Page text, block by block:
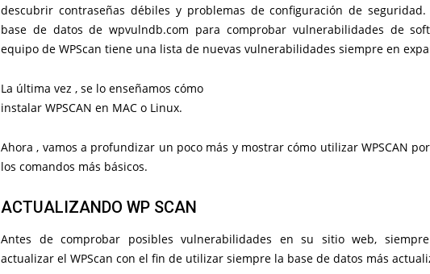
descubrir contraseñas débiles y problemas de configuración de
base de datos de wpvulndb.com para comprobar vulnerabilidades de
equipo de WPScan tiene una lista de nuevas vulnerabilidades siempre en
La última vez , se lo enseñamos cómo
instalar WPSCAN en MAC o Linux.
Ahora , vamos a profundizar un poco más y mostrar cómo utilizar WPSCAN
los comandos más básicos.
ACTUALIZANDO WP SCAN
Antes de comprobar posibles vulnerabilidades en su sitio web,
actualizar el WPScan con el fin de utilizar siempre la base de datos más